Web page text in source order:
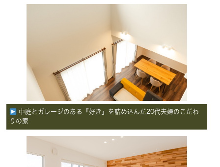
中庭とガレージのある『好き』を詰め込んだ20代夫婦のこだわ
りの家